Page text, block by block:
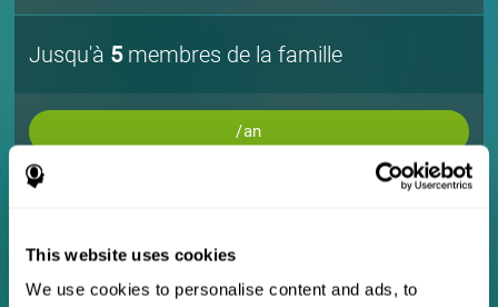
This website uses cookies
We use cookies to personalise content and ads, to
Jusqu'à 5membres de la famille
/an
/an